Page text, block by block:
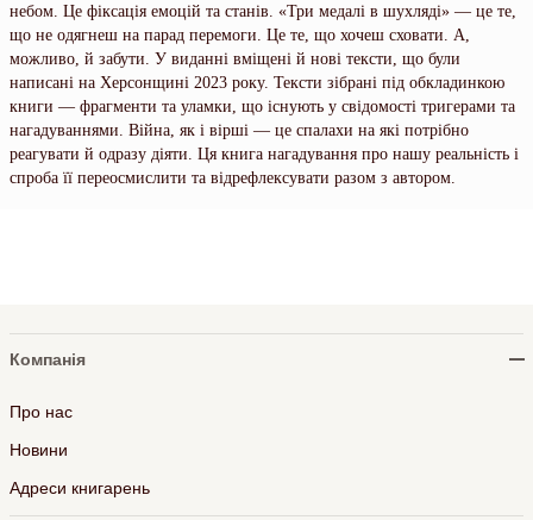
небом. Це фіксація емоцій та станів. «Три медалі в шухляді» — це те,
що не одягнеш на парад перемоги. Це те, що хочеш сховати. А,
можливо, й забути. У виданні вміщені й нові тексти, що були
написані на Херсонщині 2023 року. Тексти зібрані під обкладинкою
книги — фрагменти та уламки, що існують у свідомості тригерами та
нагадуваннями. Війна, як і вірші — це спалахи на які потрібно
реагувати й одразу діяти. Ця книга нагадування про нашу реальність і
спроба її переосмислити та відрефлексувати разом з автором.
Компанія
Про нас
Новини
Адреси книгарень